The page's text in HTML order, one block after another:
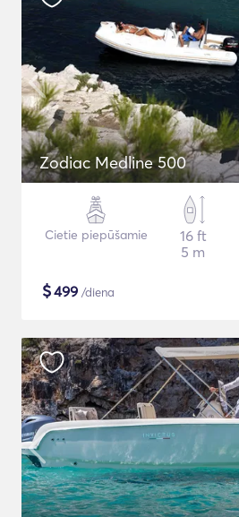
Zodiac Medline 500
Cietie piepūšamie
16 ft
5 m
$499 /diena